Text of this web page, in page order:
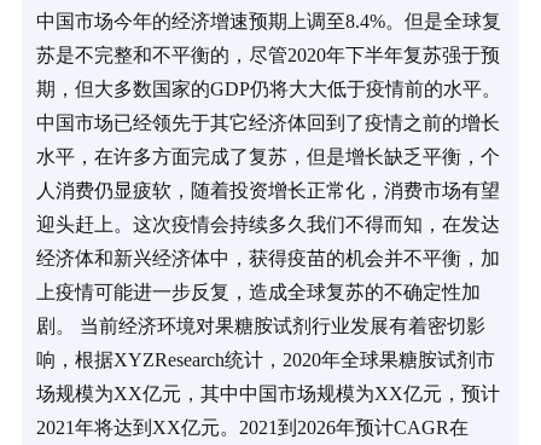
中国市场今年的经济增速预期上调至8.4%。但是全球复
苏是不完整和不平衡的，尽管2020年下半年复苏强于预
期，但大多数国家的GDP仍将大大低于疫情前的水平。
中国市场已经领先于其它经济体回到了疫情之前的增长
水平，在许多方面完成了复苏，但是增长缺乏平衡，个
人消费仍显疲软，随着投资增长正常化，消费市场有望
迎头赶上。这次疫情会持续多久我们不得而知，在发达
经济体和新兴经济体中，获得疫苗的机会并不平衡，加
上疫情可能进一步反复，造成全球复苏的不确定性加
剧。 当前经济环境对果糖胺试剂行业发展有着密切影
响，根据XYZResearch统计，2020年全球果糖胺试剂市
场规模为XX亿元，其中中国市场规模为XX亿元，预计
2021年将达到XX亿元。2021到2026年预计CAGR在